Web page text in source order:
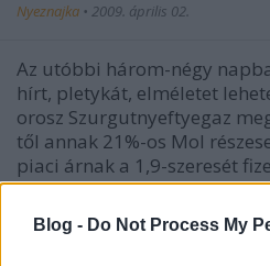
Blog - Do Not Process My
Nyeznajka • 2009. április 02.
Az utóbbi három-négy
hírt, pletykát, elméletet
orosz Szurgutnyeftyegaz
től annak 21%-os Mol
piaci árnak a 1,9-szeresét
már alapjában…